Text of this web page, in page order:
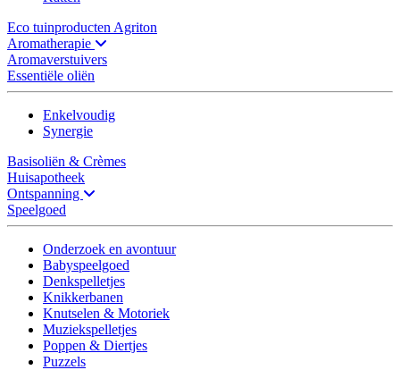
Eco tuinproducten Agriton
Aromatherapie
Aromaverstuivers
Essentiële oliën
Enkelvoudig
Synergie
Basisoliën & Crèmes
Huisapotheek
Ontspanning
Speelgoed
Onderzoek en avontuur
Babyspeelgoed
Denkspelletjes
Knikkerbanen
Knutselen & Motoriek
Muziekspelletjes
Poppen & Diertjes
Puzzels